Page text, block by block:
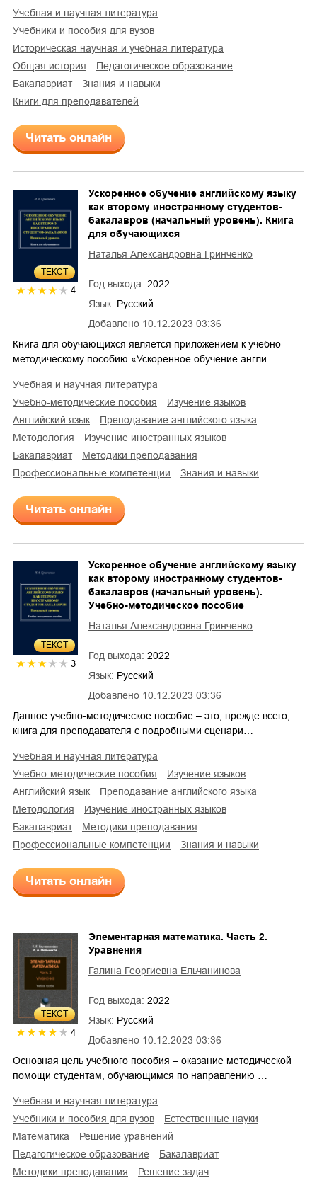
учебная и научная литература
учебники и пособия для вузов
историческая научная и учебная литература
общая история
педагогическое образование
бакалавриат
знания и навыки
книги для преподавателей
Читать онлайн
ТЕКСТ
4
Добавлено 10.12.2023 03:36
Ускоренное обучение английскому языку
как второму иностранному студентов-
бакалавров (начальный уровень). Книга
для обучающихся
Наталья Александровна Гринченко
Год выхода: 2022
Язык: Русский
Книга для обучающихся является приложением к учебно-
методическому пособию «Ускоренное обучение англи…
учебная и научная литература
учебно-методические пособия
изучение языков
английский язык
преподавание английского языка
методология
изучение иностранных языков
бакалавриат
методики преподавания
профессиональные компетенции
знания и навыки
Читать онлайн
ТЕКСТ
3
Добавлено 10.12.2023 03:36
Ускоренное обучение английскому языку
как второму иностранному студентов-
бакалавров (начальный уровень).
Учебно-методическое пособие
Наталья Александровна Гринченко
Год выхода: 2022
Язык: Русский
Данное учебно-методическое пособие – это, прежде всего,
книга для преподавателя с подробными сценари…
учебная и научная литература
учебно-методические пособия
изучение языков
английский язык
преподавание английского языка
методология
изучение иностранных языков
бакалавриат
методики преподавания
профессиональные компетенции
знания и навыки
Читать онлайн
ТЕКСТ
4
Добавлено 10.12.2023 03:36
Элементарная математика. Часть 2.
Уравнения
Галина Георгиевна Ельчанинова
Год выхода: 2022
Язык: Русский
Основная цель учебного пособия – оказание методической
помощи студентам, обучающимся по направлению …
учебная и научная литература
учебники и пособия для вузов
естественные науки
математика
решение уравнений
педагогическое образование
бакалавриат
методики преподавания
решение задач